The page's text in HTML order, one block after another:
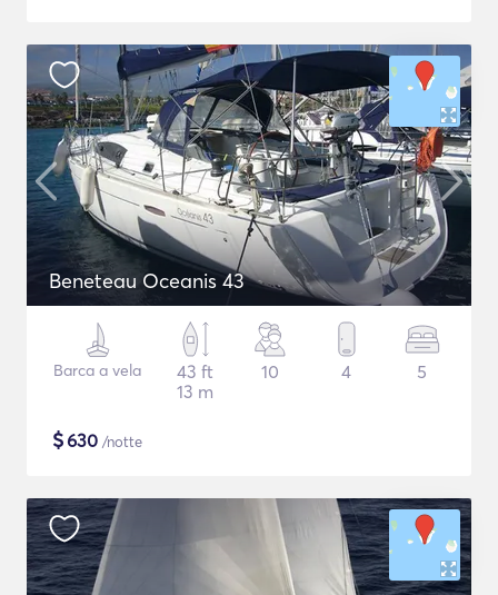
Beneteau Oceanis 43
Barca a vela
43 ft
13 m
10 4 5
$630 /notte